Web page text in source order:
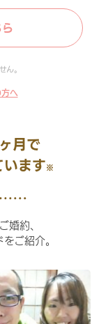
ん。
へ
月で
います※
婚約、
ご紹介。